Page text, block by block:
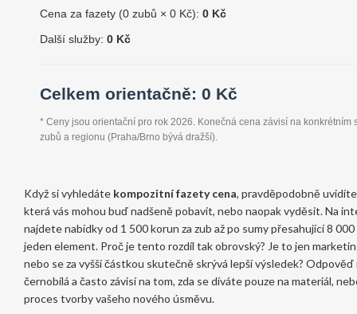
Cena za fazety (0zubů × 0Kč): 0Kč
Další služby: 0Kč
Celkem orientačně: 0 Kč
* Ceny jsou orientační pro rok 2026. Konečná cena závisí na konkrétním
zubů a regionu (Praha/Brno bývá dražší).
Když si vyhledáte kompozitní fazety cena, pravděpodobně
která vás mohou buď nadšeně pobavit, nebo naopak vyděsit. Na
najdete nabídky od 1 500 korun za zub až po sumy přesahující 8 000
jeden element. Proč je tento rozdíl tak obrovský? Je to jen
nebo se za vyšší částkou skutečně skrývá lepší výsledek? Odpověď
černobílá a často závisí na tom, zda se díváte pouze na materiál,
proces tvorby vašeho nového úsměvu.